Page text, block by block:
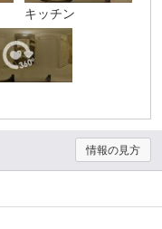
キッチン
情報の見方